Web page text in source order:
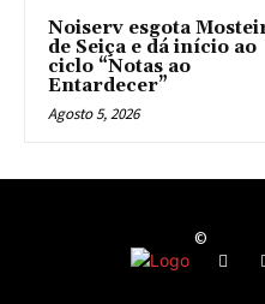
Noiserv esgota
de Seiça e dá início ao
ciclo “Notas ao
Entardecer”
Agosto 5, 2026
©